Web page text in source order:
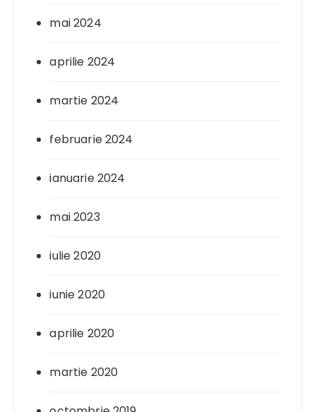
mai 2024
aprilie 2024
martie 2024
februarie 2024
ianuarie 2024
mai 2023
iulie 2020
iunie 2020
aprilie 2020
martie 2020